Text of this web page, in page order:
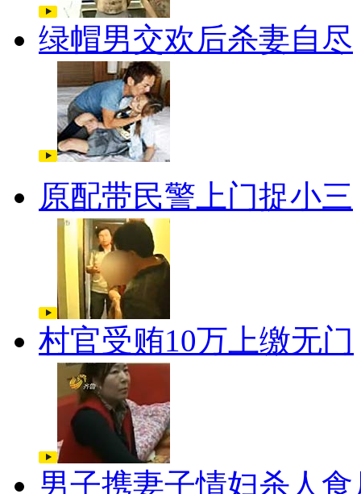
绿帽男交欢后杀妻自尽
原配带民警上门捉小三
村官受贿10万上缴无门
男子携妻子情妇杀人食